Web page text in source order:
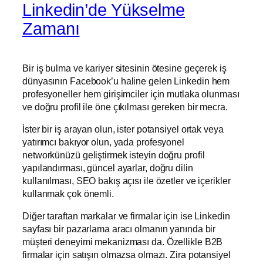
Linkedin’de Yükselme
Zamanı
Bir iş bulma ve kariyer sitesinin ötesine geçerek iş
dünyasının Facebook’u haline gelen Linkedin hem
profesyoneller hem girişimciler için mutlaka olunması
ve doğru profil ile öne çıkılması gereken bir mecra.
İster bir iş arayan olun, ister potansiyel ortak veya
yatırımcı bakıyor olun, yada profesyonel
networkünüzü geliştirmek isteyin doğru profil
yapılandırması, güncel ayarlar, doğru dilin
kullanılması, SEO bakış açısı ile özetler ve içerikler
kullanmak çok önemli.
Diğer taraftan markalar ve firmalar için ise Linkedin
sayfası bir pazarlama aracı olmanın yanında bir
müşteri deneyimi mekanizması da. Özellikle B2B
firmalar için satışın olmazsa olmazı. Zira potansiyel